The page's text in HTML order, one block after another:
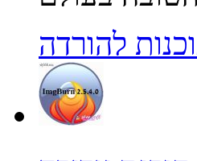
להורדה